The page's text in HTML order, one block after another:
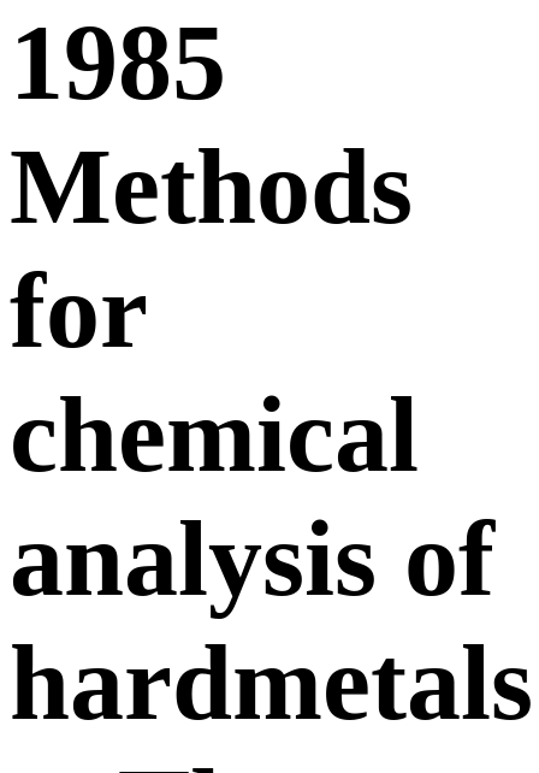
1985
Methods
for
chemical
analysis of
hardmetals